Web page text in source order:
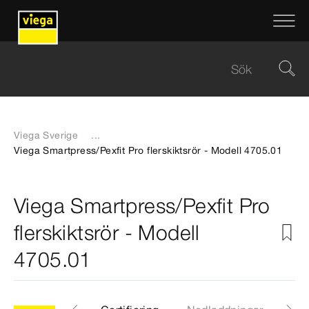
Viega Sverige
...
Viega Smartpress/Pexfit Pro flerskiktsrör - Modell 4705.01
Viega Smartpress/Pexfit Pro
flerskiktsrör - Modell
4705.01